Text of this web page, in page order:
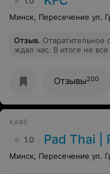
Минск, Пересечение ул.
Отзыв. Отвратительное
ждал час. В итоге не
Учитывая, что такое на
первый раз, и мы не раз
Отзывы200
КАФЕ
1.0 Pad Thai |
Минск, Пересечение ул.